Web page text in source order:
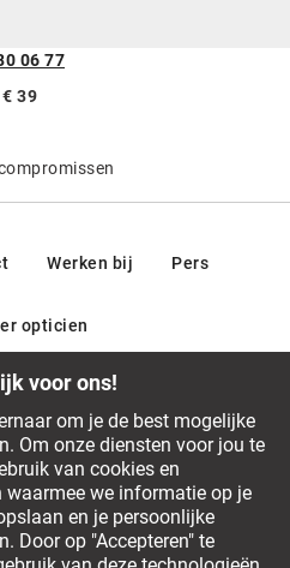
06 77
39
Werken bij Pers
opticien
staat graag voor je klaar
vragen
Chat
380 0677